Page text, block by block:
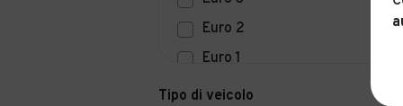
Euro 2
Euro 1
Euro 0
Tipo di veicolo